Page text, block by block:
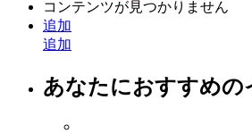
コンテンツが見つかりません
追加
追加
あなたにおすすめの